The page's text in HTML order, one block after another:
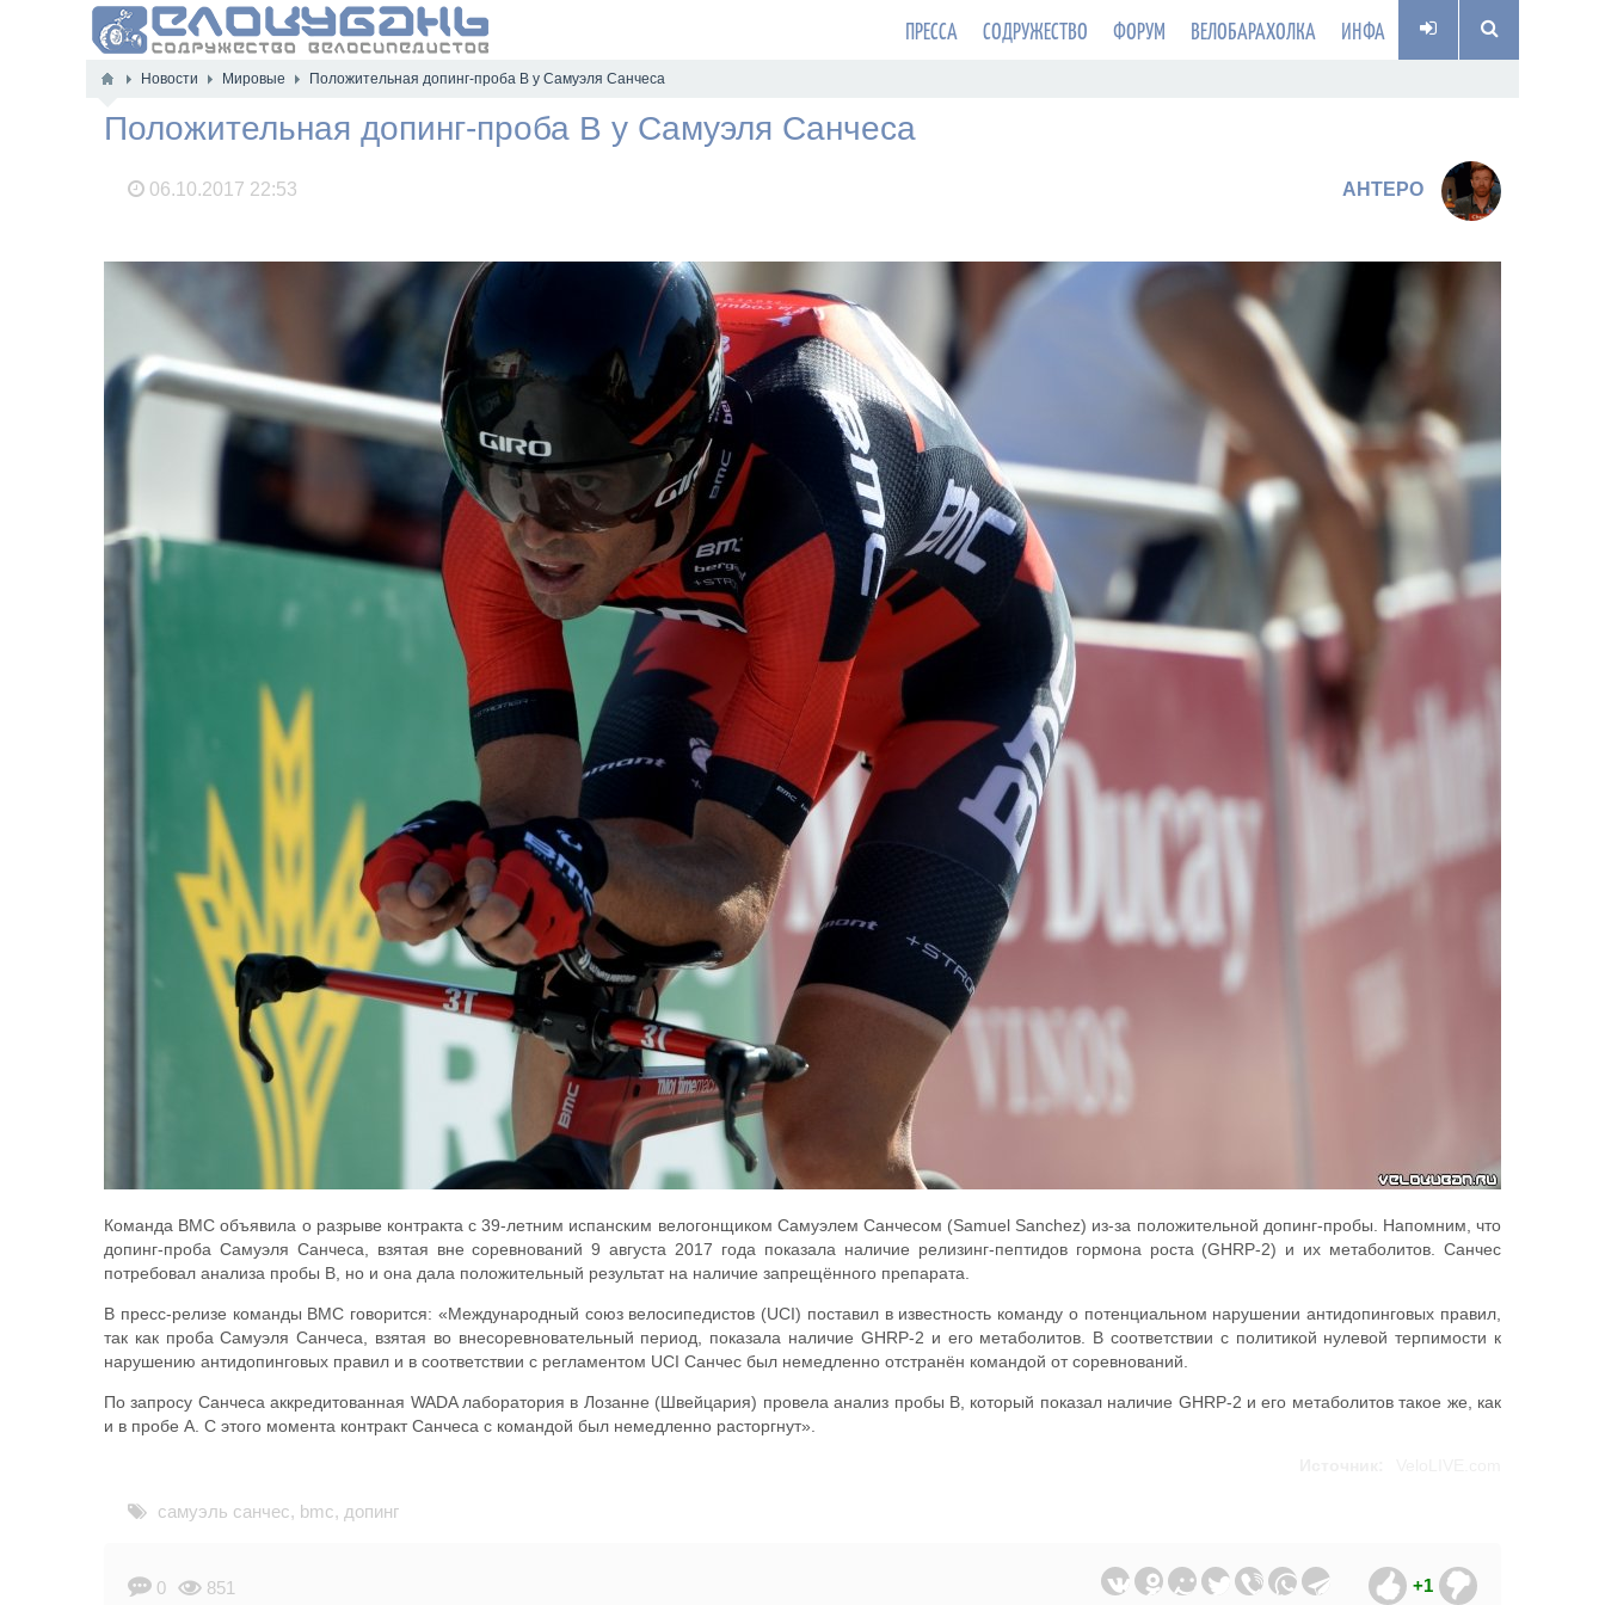
ПРЕССА СОДРУЖЕСТВО ФОРУМ ВЕЛОБАРАХОЛКА ИНФА
Новости Мировые Положительная допинг-проба B у Самуэля Санчеса
Положительная допинг-проба B у Самуэля Санчеса
06.10.2017 22:53 AHTEPO
Команда BMC объявила о разрыве контракта с 39-летним испанским велогонщиком Самуэлем Санчесом (Samuel Sanchez) из-за положительной допинг-пробы. Напомним, что
допинг-проба Самуэля Санчеса, взятая вне соревнований 9 августа 2017 года показала наличие релизинг-пептидов гормона роста (GHRP-2) и их метаболитов. Санчес
потребовал анализа пробы B, но и она дала положительный результат на наличие запрещённого препарата.
В пресс-релизе команды BMC говорится: «Международный союз велосипедистов (UCI) поставил в известность команду о потенциальном нарушении антидопинговых правил,
так как проба Самуэля Санчеса, взятая во внесоревновательный период, показала наличие GHRP-2 и его метаболитов. В соответствии с политикой нулевой терпимости к
нарушению антидопинговых правил и в соответствии с регламентом UCI Санчес был немедленно отстранён командой от соревнований.
По запросу Санчеса аккредитованная WADA лаборатория в Лозанне (Швейцария) провела анализ пробы B, который показал наличие GHRP-2 и его метаболитов такое же, как
и в пробе А. С этого момента контракт Санчеса с командой был немедленно расторгнут».
самуэль санчес, bmc, допинг
0 851 +1